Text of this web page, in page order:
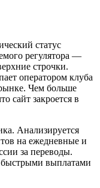
статус
регулятора —
строчки.
оператором клуба
Чем больше
сайт закроется в
Анализируется
на ежедневные и
за переводы.
выплатами